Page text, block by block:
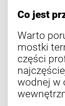
Co jest
Warto
mostki
części
wodnej w